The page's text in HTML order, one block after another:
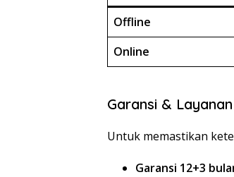
Offline
Online
Garansi &
Untuk memastikan
Garansi 12+3